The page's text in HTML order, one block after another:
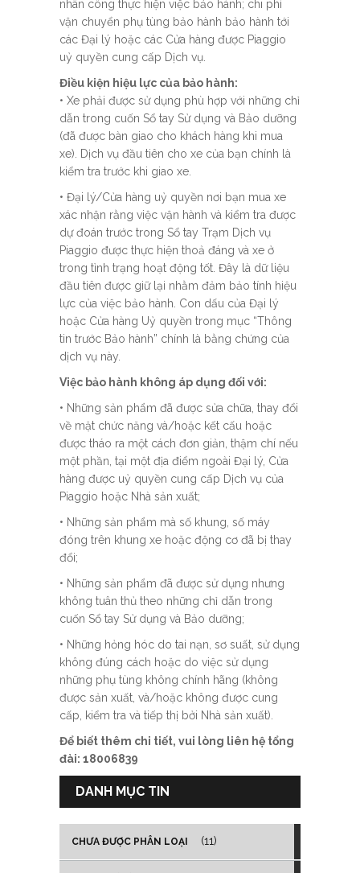
nhân công thực hiện việc bảo hành; chi phí
vận chuyển phụ tùng bảo hành bảo hành tới
các Đại lý hoặc các Cửa hàng được Piaggio
uỷ quyền cung cấp Dịch vụ.
Điều kiện hiệu lực của bảo hành:
• Xe phải được sử dụng phù hợp với những chỉ
dẫn trong cuốn Sổ tay Sử dụng và Bảo dưỡng
(đã được bàn giao cho khách hàng khi mua
xe). Dịch vụ đầu tiên cho xe của bạn chính là
kiểm tra trước khi giao xe.
• Đại lý/Cửa hàng uỷ quyền nơi bạn mua xe
xác nhận rằng việc vận hành và kiểm tra được
dự đoán trước trong Sổ tay Trạm Dịch vụ
Piaggio được thực hiện thoả đáng và xe ở
trong tình trạng hoạt động tốt. Đây là dữ liệu
đầu tiên được giữ lại nhằm đảm bảo tính hiệu
lực của việc bảo hành. Con dấu của Đại lý
hoặc Cửa hàng Uỷ quyền trong mục “Thông
tin trước Bảo hành” chính là bằng chứng của
dịch vụ này.
Việc bảo hành không áp dụng đối với:
• Những sản phẩm đã được sửa chữa, thay đổi
về mặt chức năng và/hoặc kết cấu hoặc
được tháo ra một cách đơn giản, thậm chí nếu
một phần, tại một địa điểm ngoài Đại lý, Cửa
hàng được uỷ quyền cung cấp Dịch vụ của
Piaggio hoặc Nhà sản xuất;
• Những sản phẩm mà số khung, số máy
đóng trên khung xe hoặc động cơ đã bị thay
đổi;
• Những sản phẩm đã được sử dụng nhưng
không tuân thủ theo những chỉ dẫn trong
cuốn Sổ tay Sử dụng và Bảo dưỡng;
• Những hỏng hóc do tai nạn, sơ suất, sử dụng
không đúng cách hoặc do việc sử dụng
những phụ tùng không chính hãng (không
được sản xuất, và/hoặc không được cung
cấp, kiểm tra và tiếp thị bởi Nhà sản xuất).
Để biết thêm chi tiết, vui lòng liên hệ tổng
đài: 18006839
DANH MỤC TIN
CHƯA ĐƯỢC PHÂN LOẠI (11)